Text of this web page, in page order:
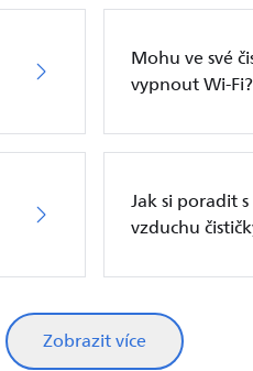
Mohu ve své
vypnout Wi-Fi?
Jak si poradit
vzduchu
Zobrazit více